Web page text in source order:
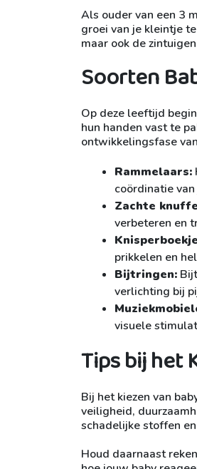
Als ouder van een 3
groei van je kleintje
maar ook de
Soorten
Op deze leeftijd
hun handen vast te
ontwikkelingsfase
Rammelaars:
coördinatie
Zachte
verbeteren en
prikkelen en
Bijtringen:
verlichting bij
visuele
Tips bij het
Bij het kiezen van
veiligheid,
schadelijke stoffen
Houd daarnaast